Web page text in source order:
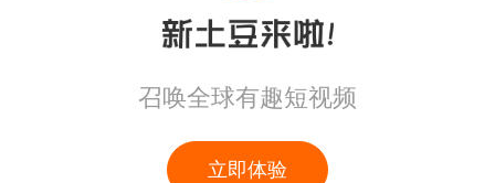
召唤全球有趣短视频
立即体验